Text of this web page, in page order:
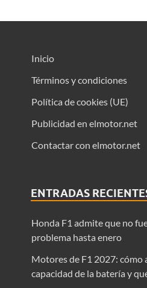
Inicio
Términos y condiciones
Política de cookies (UE)
Publicidad en elmotor.net
Contactar con elmotor.net
ENTRADAS
Honda F1 admite que no
problema hasta enero
Motores de F1 2027: cómo
capacidad de la batería y